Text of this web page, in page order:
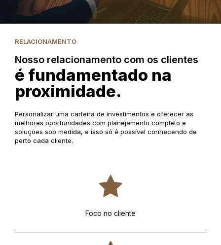
RELACIONAMENTO
Nosso relacionamento com os clientes
é fundamentado na
proximidade.
Personalizar uma carteira de investimentos e oferecer as
melhores oportunidades com planejamento completo e
soluções sob medida, e isso só é possível conhecendo de
perto cada cliente.
Foco no cliente